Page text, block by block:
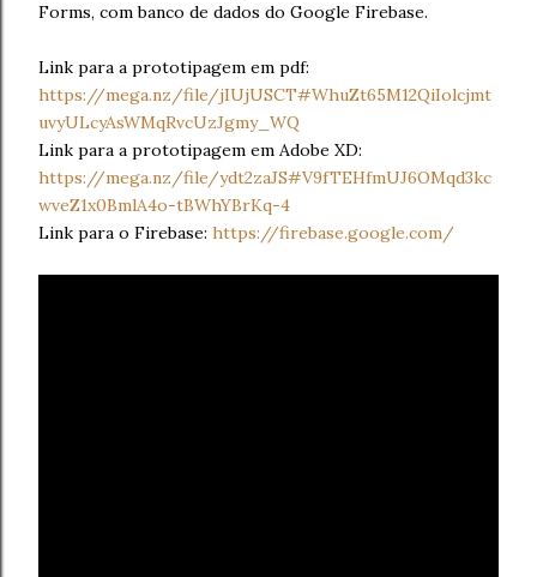
Forms, com banco de dados do Google Firebase.
Link para a prototipagem em pdf:
https://mega.nz/file/jIUjUSCT#WhuZt65M12QiIolcjmt
uvyULcyAsWMqRvcUzJgmy_WQ
Link para a prototipagem em Adobe XD:
https://mega.nz/file/ydt2zaJS#V9fTEHfmUJ6OMqd3kc
wveZ1x0BmlA4o-tBWhYBrKq-4
Link para o Firebase: https://firebase.google.com/